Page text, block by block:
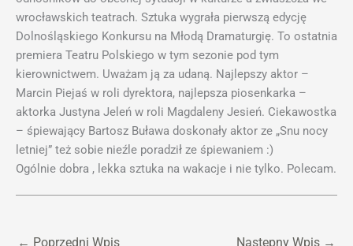
wrocławskich teatrach. Sztuka wygrała pierwszą edycję
Dolnośląskiego Konkursu na Młodą Dramaturgię. To ostatnia
premiera Teatru Polskiego w tym sezonie pod tym
kierownictwem. Uważam ją za udaną. Najlepszy aktor –
Marcin Piejaś w roli dyrektora, najlepsza piosenkarka –
aktorka Justyna Jeleń w roli Magdaleny Jesień. Ciekawostka
– śpiewający Bartosz Buława doskonały aktor ze „Snu nocy
letniej” też sobie nieźle poradził ze śpiewaniem :)
Ogólnie dobra , lekka sztuka na wakacje i nie tylko. Polecam.
← Poprzedni Wpis Następny Wpis →